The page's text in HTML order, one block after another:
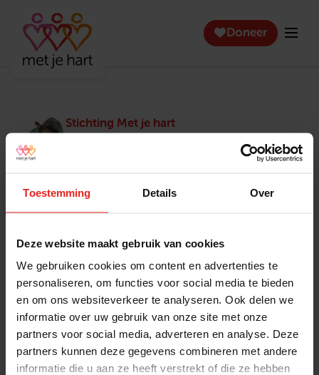
Toestemming Details Over
Deze website maakt gebruik van cookies
We gebruiken cookies om content en advertenties te
personaliseren, om functies voor social media te bieden
en om ons websiteverkeer te analyseren. Ook delen we
informatie over uw gebruik van onze site met onze
partners voor social media, adverteren en analyse. Deze
partners kunnen deze gegevens combineren met andere
informatie die u aan ze heeft verstrekt of die ze hebben
Doneer
Stichting Met je hart
Stichting Met je hart laat ouderen die zich
eenzaam voelen weer genieten en inspireert
winnaar van het Appeltje van Oranje.
Actuele vacatures
Pers en media
Jaarverslag 2025
Contact
Klachtenprocedure
Privacyverklaring
Opzeggen
Volg ons
Aanmeldennieuwsbrief